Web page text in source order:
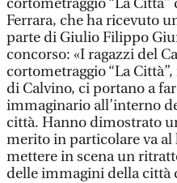
cortometraggio “La
Ferrara, che ha ricevuto
parte di Giulio Filippo
concorso: «I ragazzi del
cortometraggio “La
di Calvino, ci portano a
immaginario all’interno
città. Hanno dimostrato
merito in particolare va
mettere in scena un
delle immagini della città